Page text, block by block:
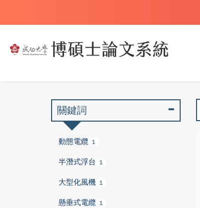
關鍵詞
動態電纜 1
半潛式浮台 1
大型化風機 1
懸垂式電纜 1